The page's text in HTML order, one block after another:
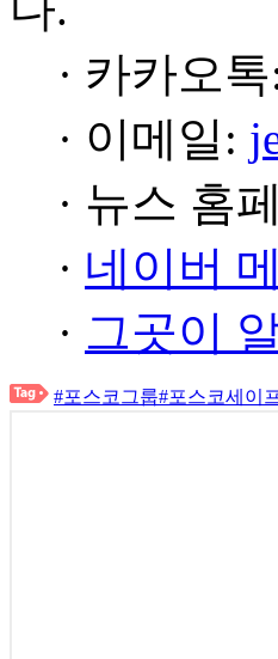
· 카카오
· 이메일:
· 뉴스 홈
· 네이버
· 그곳이
#포스코그룹#포스코세이